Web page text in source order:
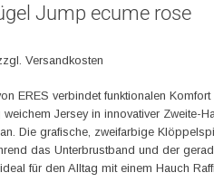
Jump ecume rose
Versandkosten
ERES verbindet funktionalen
Jersey in innovativer Zweite-
Die grafische, zweifarbige
das Unterbrustband und der
für den Alltag mit einem Hauch